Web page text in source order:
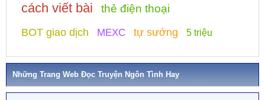
cách viết bài thẻ điện thoại
BOT giao dịch MEXC tự sướng 5 triệu
Những Trang Web Đọc Truyện Ngôn Tình Hay